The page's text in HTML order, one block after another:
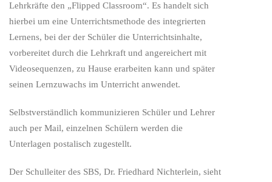
Lehrkräfte den „Flipped Classroom“. Es handelt sich
hierbei um eine Unterrichtsmethode des integrierten
Lernens, bei der der Schüler die Unterrichtsinhalte,
vorbereitet durch die Lehrkraft und angereichert mit
Videosequenzen, zu Hause erarbeiten kann und später
seinen Lernzuwachs im Unterricht anwendet.
Selbstverständlich kommunizieren Schüler und Lehrer
auch per Mail, einzelnen Schülern werden die
Unterlagen postalisch zugestellt.
Der Schulleiter des SBS, Dr. Friedhard Nichterlein, sieht